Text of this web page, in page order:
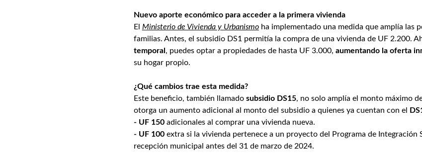
Nuevo aporte económico para acceder a la primera vivienda
El Ministerio de Vivienda y Urbanismoha implementado una medida que amplía las
familias. Antes, el subsidio DS1 permitía la compra de una vivienda de UF 2.200.
temporal , puedes optar a propiedades de hasta UF 3.000, aumentando la oferta
su hogar propio.
¿Qué cambios trae esta medida?
Este beneficio, también llamado subsidio DS15, no solo amplía el monto máximo
otorga un aumento adicional al monto del subsidio a quienes ya cuentan con el
- UF 150adicionales al comprar una vivienda nueva.
- UF 100extra si la vivienda pertenece a un proyecto del Programa de Integración
recepción municipal antes del 31 de marzo de 2024.